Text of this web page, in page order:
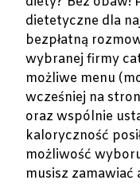
dietetyczne dla
bezpłatną
wybranej firmy
możliwe menu
wcześniej na
oraz wspólnie
kaloryczność
możliwość
musisz zamawiać